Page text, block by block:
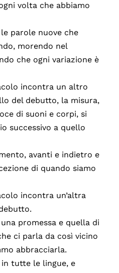
volta che abbiamo
parole nuove che
morendo nel
che ogni variazione è
incontra un altro
del debutto, la misura,
di suoni e corpi, si
successivo a quello
avanti e indietro e
di quando siamo
incontra un’altra
promessa e quella di
ci parla da così vicino
abbracciarla.
tutte le lingue, e